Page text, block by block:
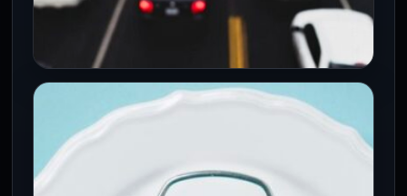
Movilidad en CDMX: Bloqueos de
jubilados y lluvias complican tráfico
este 5 de agosto